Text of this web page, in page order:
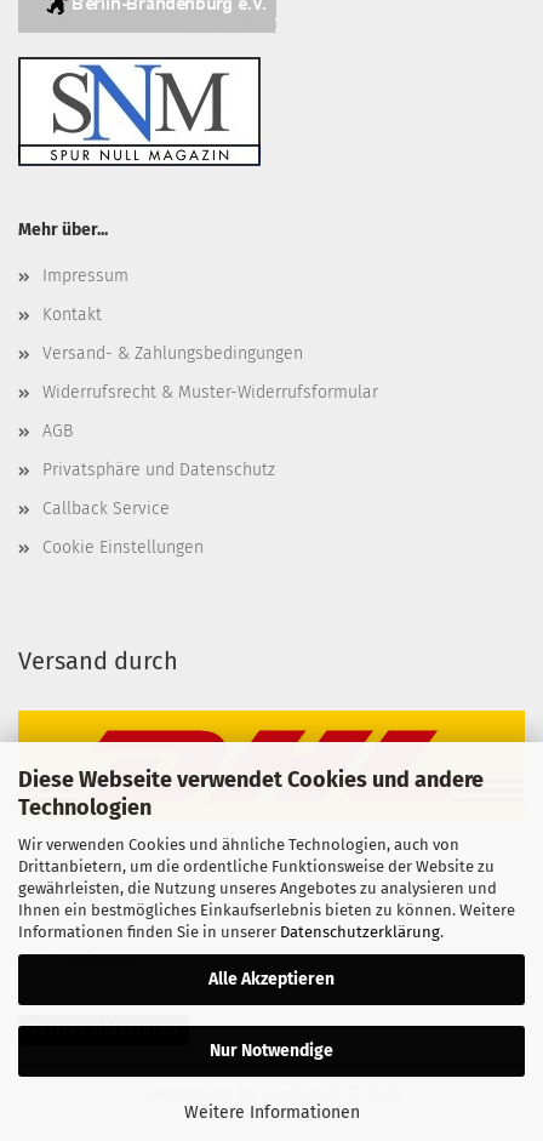
Diese Webseite verwendet Cookies und andere
Technologien
Wir verwenden Cookies und ähnliche Technologien, auch von
Drittanbietern, um die ordentliche Funktionsweise der Website zu
gewährleisten, die Nutzung unseres Angebotes zu analysieren und
Ihnen ein bestmögliches Einkaufserlebnis bieten zu können. Weitere
Informationen finden Sie in unserer Datenschutzerklärung.
Alle Akzeptieren
Nur Notwendige
Weitere Informationen
Mehr über...
Impressum
Kontakt
Versand- & Zahlungsbedingungen
Widerrufsrecht & Muster-Widerrufsformular
AGB
Privatsphäre und Datenschutz
Callback Service
Cookie Einstellungen
Versand durch
Zahlbar via
Vorkasse
Vertrag widerrufen